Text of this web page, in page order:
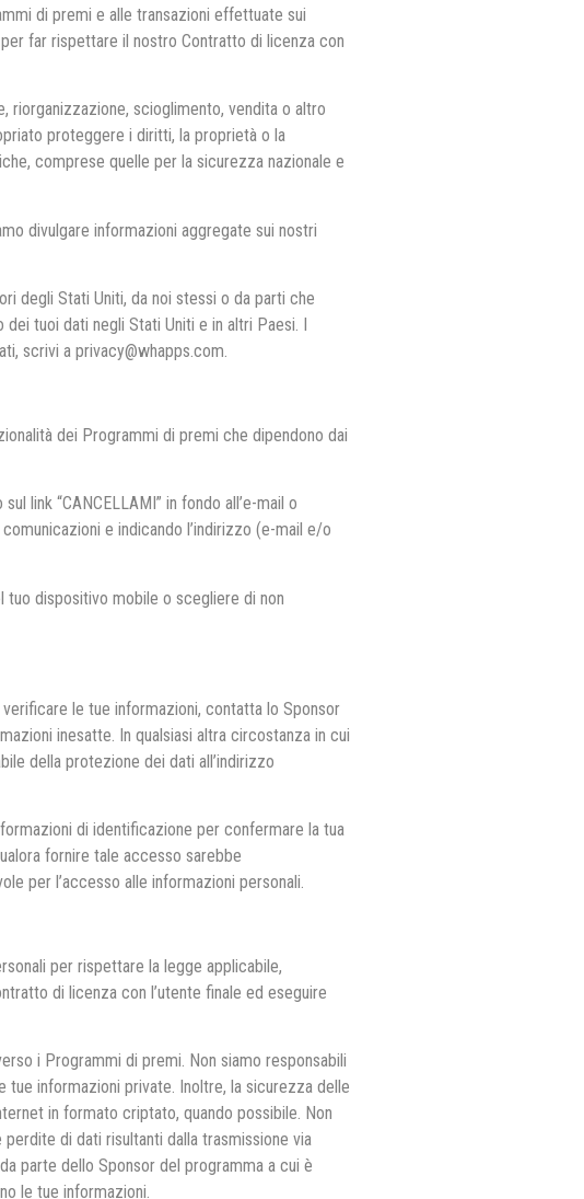
di premi e alle transazioni effettuate sui
far rispettare il nostro Contratto di licenza con
riorganizzazione, scioglimento, vendita o altro
proteggere i diritti, la proprietà o la
comprese quelle per la sicurezza nazionale e
divulgare informazioni aggregate sui nostri
degli Stati Uniti, da noi stessi o da parti che
tuoi dati negli Stati Uniti e in altri Paesi. I
scrivi a privacy@whapps.com.
dei Programmi di premi che dipendono dai
link “CANCELLAMI” in fondo all’e-mail o
e indicando l’indirizzo (e-mail e/o
tuo dispositivo mobile o scegliere di non
le tue informazioni, contatta lo Sponsor
inesatte. In qualsiasi altra circostanza in cui
della protezione dei dati all’indirizzo
di identificazione per confermare la tua
fornire tale accesso sarebbe
per l’accesso alle informazioni personali.
per rispettare la legge applicabile,
di licenza con l’utente finale ed eseguire
i Programmi di premi. Non siamo responsabili
informazioni private. Inoltre, la sicurezza delle
in formato criptato, quando possibile. Non
di dati risultanti dalla trasmissione via
parte dello Sponsor del programma a cui è
le tue informazioni.